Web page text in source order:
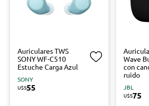
Auriculares TWS
SONY WF-C510
Estuche Carga Azul
SONY
U$S55
Wave
con
ruido
JBL
U$S75